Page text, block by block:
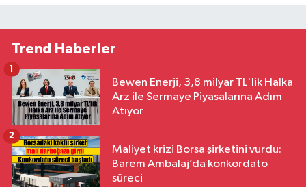
Trend Haberler
Bewen Enerji, 3,8 milyar TL'lik Halka
Arz ile Sermaye Piyasalarına Adım
Atıyor
1
Maliyet krizi Borsa şirketini vurdu:
Barem Ambalaj’da konkordato
süreci
2